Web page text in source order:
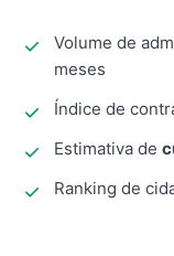
Volume de
meses
Índice de
Estimativa de
Ranking de